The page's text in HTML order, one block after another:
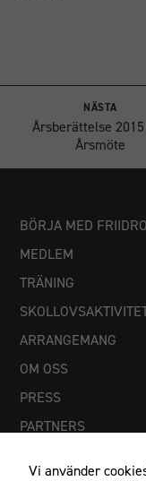
NÄSTA
Årsberättelse
Årsmöte
BÖRJA MED
MEDLEM
TRÄNING
ARRANGEMANG
OM OSS
PRESS
PARTNERS
Vi använder